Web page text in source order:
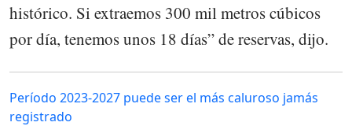
histórico. Si extraemos 300 mil metros cúbicos
por día, tenemos unos 18 días” de reservas, dijo.
Período 2023-2027 puede ser el más caluroso jamás
registrado